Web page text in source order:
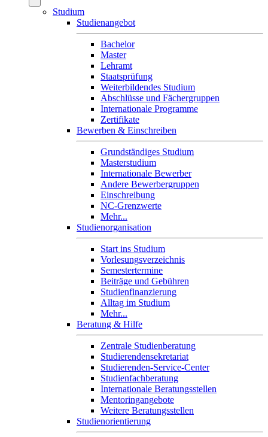
Studium
Studienangebot
Bachelor
Master
Lehramt
Staatsprüfung
Weiterbildendes Studium
Abschlüsse und Fächergruppen
Internationale Programme
Zertifikate
Bewerben & Einschreiben
Grundständiges Studium
Masterstudium
Internationale Bewerber
Andere Bewerbergruppen
Einschreibung
NC-Grenzwerte
Mehr...
Studienorganisation
Start ins Studium
Vorlesungsverzeichnis
Semestertermine
Beiträge und Gebühren
Studienfinanzierung
Alltag im Studium
Mehr...
Beratung & Hilfe
Zentrale Studienberatung
Studierendensekretariat
Studierenden-Service-Center
Studienfachberatung
Internationale Beratungsstellen
Mentoringangebote
Weitere Beratungsstellen
Studienorientierung